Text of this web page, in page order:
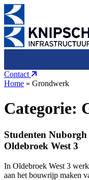
Contact
Home » Grondwerk
Categorie:
Studenten Nuborgh
Oldebroek West 3
In Oldebroek West 3
aan het bouwrijp maken